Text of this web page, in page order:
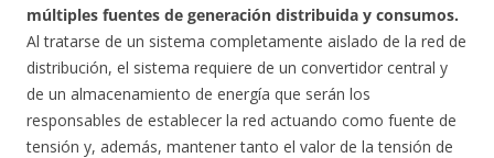
múltiples fuentes de generación distribuida y consumos.
Al tratarse de un sistema completamente aislado de la red de
distribución, el sistema requiere de un convertidor central y
de un almacenamiento de energía que serán los
responsables de establecer la red actuando como fuente de
tensión y, además, mantener tanto el valor de la tensión de